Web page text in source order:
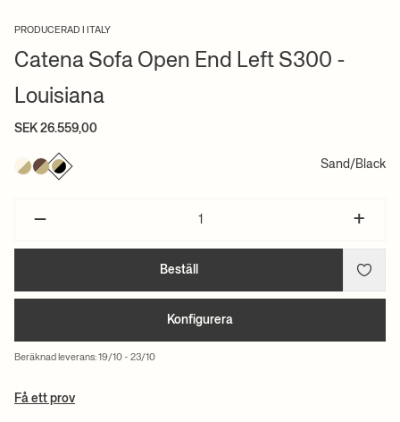
PRODUCERAD I ITALY
Catena Sofa Open End Left S300 -
Louisiana
SEK 26.559,00
Sand/Black
– +
Beställ
Konfigurera
Beräknad leverans: 19/10 - 23/10
Få ett prov